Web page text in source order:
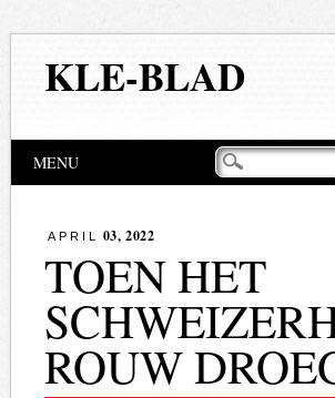
KLE-BLAD
Hoofdmenu
MENU
APRIL 03, 2022
TOEN HET
ROUW